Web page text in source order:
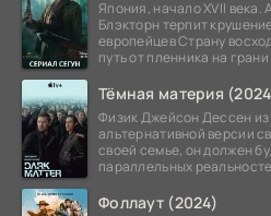
Япония, начало XVII
Блэкторн терпит
европейцев Страну
путь от пленника на
Тёмная материя
Физик Джейсон Дессен из
альтернативной версии
своей семье, он должен
параллельных
Фоллаут (2024)